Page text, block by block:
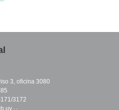
3, oficina 3080
3172
(link sends e-mail)